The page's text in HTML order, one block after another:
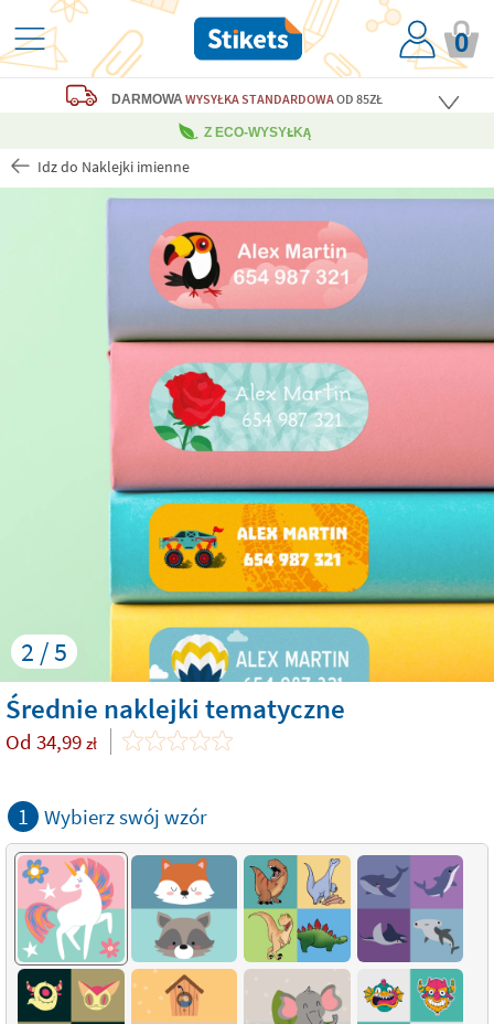
0
DARMOWA WYSYŁKA STANDARDOWAOD 85ZŁ
Z ECO-WYSYŁKĄ
Idz do Naklejki imienne
2 / 5
Średnie naklejki tematyczne
Od 34,99 zł
1 Wybierz swój wzór